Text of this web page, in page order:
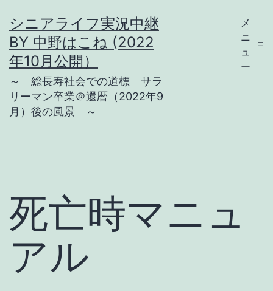
ン
テ
ン
へ
プ
シニアライフ実況中継
BY 中野はこね (2022
年10月公開）
～ 総長寿社会での道標 サラ
リーマン卒業＠還暦（2022年9
月）後の風景 ～
メ
ニ
ュ
ー
死亡時マニュ
アル